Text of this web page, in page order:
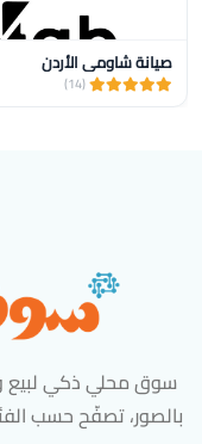
صيانة شاومي الأردن
(14)
سوق محلي ذكي لبيع
بالصور، تصفّح حسب